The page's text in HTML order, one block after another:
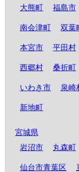
大熊町 福島市
南会津町 双葉
本宮市 平田村
西郷村 桑折町
いわき市 泉崎
新地町
宮城県
岩沼市
丸森町
仙台市青葉区